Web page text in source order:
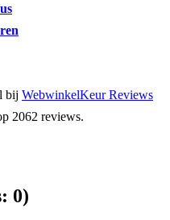
bij WebwinkelKeur Reviews
2062 reviews.
0)